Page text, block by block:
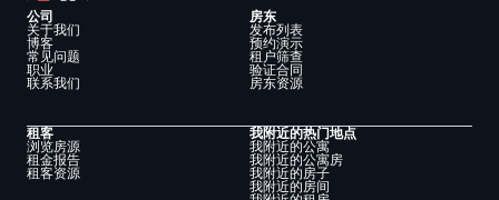
公司
关于我们
博客
常见问题
职业
联系我们
房东
发布列表
预约演示
租户筛查
验证合同
房东资源
租客
浏览房源
租金报告
租客资源
我附近的热门地点
我附近的公寓
我附近的公寓房
我附近的房子
我附近的房间